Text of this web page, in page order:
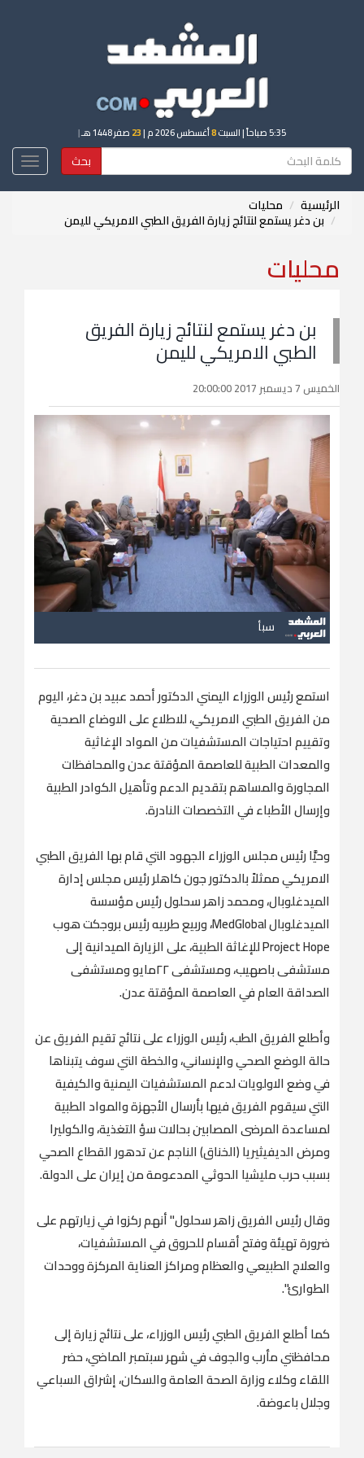
5:35 صباحاً | السبت8أغسطس 2026 م | 23 صفر 1448 هـ |
بحث
الرئيسية محليات
بن دغر يستمع لنتائج زيارة الفريق الطبي الامريكي لليمن
محليات
بن دغر يستمع لنتائج زيارة الفريق
الطبي الامريكي لليمن
الخميس 7 ديسمبر 2017 20:00:00
سبأ
استمع رئيس الوزراء اليمني الدكتور أحمد عبيد بن دغر، اليوم
من الفريق الطبي الامريكي، للاطلاع على الاوضاع الصحية
وتقييم احتياجات المستشفيات من المواد الإغاثية
والمعدات الطبية للعاصمة المؤقتة عدن والمحافظات
المجاورة والمساهم بتقديم الدعم وتأهيل الكوادر الطبية
وإرسال الأطباء في التخصصات النادرة.
وحيَّا رئيس مجلس الوزراء الجهود التي قام بها الفريق الطبي
الامريكي ممثلاً بالدكتور جون كاهلر رئيس مجلس إدارة
الميدغلوبال، ومحمد زاهر سحلول رئيس مؤسسة
الميدغلوبال MedGlobal، وربيع طربيه رئيس بروجكت هوب
Project Hope للإغاثة الطبية، على الزيارة الميدانية إلى
مستشفى باصهيب، ومستشفى ٢٢مايو ومستشفى
الصداقة العام في العاصمة المؤقتة عدن.
وأطلع الفريق الطب، رئيس الوزراء على نتائج تقيم الفريق عن
حالة الوضع الصحي والإنساني، والخطة التي سوف يتبناها
في وضع الاولويات لدعم المستشفيات اليمنية والكيفية
التي سيقوم الفريق فيها بأرسال الأجهزة والمواد الطبية
لمساعدة المرضى المصابين بحالات سؤ التغذية، والكوليرا
ومرض الديفيثيريا (الخناق) الناجم عن تدهور القطاع الصحي
بسبب حرب مليشيا الحوثي المدعومة من إيران على الدولة.
وقال رئيس الفريق زاهر سحلول" أنهم ركزوا في زيارتهم على
ضرورة تهيئة وفتح أقسام للحروق في المستشفيات،
والعلاج الطبيعي والعظام ومراكز العناية المركزة ووحدات
الطوارئ".
كما أطلع الفريق الطبي رئيس الوزراء، على نتائج زيارة إلى
محافظتي مأرب والجوف في شهر سبتمبر الماضي، حضر
اللقاء وكلاء وزارة الصحة العامة والسكان، إشراق السباعي
وجلال باعوضة.